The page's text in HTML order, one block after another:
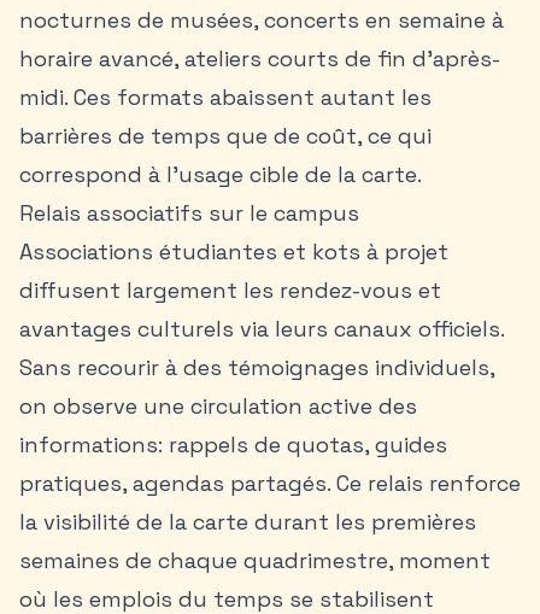
nocturnes de musées, concerts en semaine à
horaire avancé, ateliers courts de fin d’après-
midi. Ces formats abaissent autant les
barrières de temps que de coût, ce qui
correspond à l’usage cible de la carte.
Relais associatifs sur le campus
Associations étudiantes et kots à projet
diffusent largement les rendez-vous et
avantages culturels via leurs canaux officiels.
Sans recourir à des témoignages individuels,
on observe une circulation active des
informations: rappels de quotas, guides
pratiques, agendas partagés. Ce relais renforce
la visibilité de la carte durant les premières
semaines de chaque quadrimestre, moment
où les emplois du temps se stabilisent